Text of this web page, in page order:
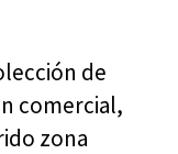
de
comercial,
zona